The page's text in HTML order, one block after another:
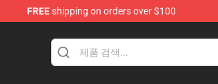
FREEshipping on orders over $100